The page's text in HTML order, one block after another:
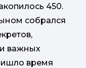
450.
собрался
важных
время